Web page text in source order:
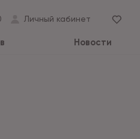
Личный кабинет
Новости